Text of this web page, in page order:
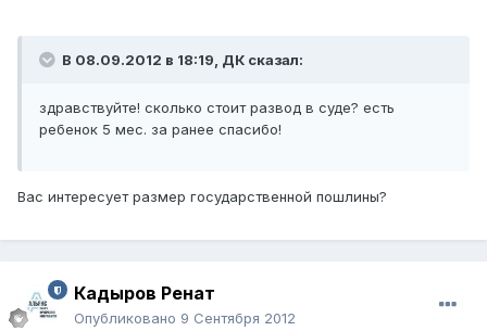
В 08.09.2012 в 18:19, ДК сказал:
здравствуйте! сколько стоит развод в суде? есть
ребенок 5 мес. за ранее спасибо!
Вас интересует размер государственной пошлины?
Кадыров Ренат
Опубликовано 9 Сентября 2012